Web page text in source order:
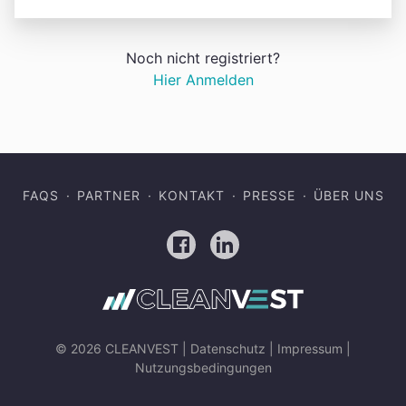
Noch nicht registriert?
Hier Anmelden
FAQS PARTNER KONTAKT PRESSE ÜBER UNS
FacebookLinkedIn
© 2026 CLEANVEST | Datenschutz Impressum
Nutzungsbedingungen